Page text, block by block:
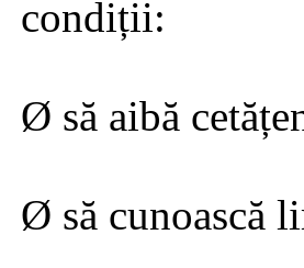
condiții:
Ø să aibă
Ø să cunoască